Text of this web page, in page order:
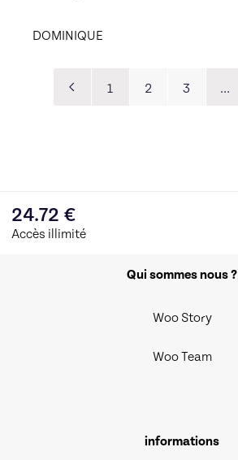
DOMINIQUE
1 2 3 …
24.72 €
Accès illimité
Qui sommes nous ?
Woo Story
Woo Team
informations